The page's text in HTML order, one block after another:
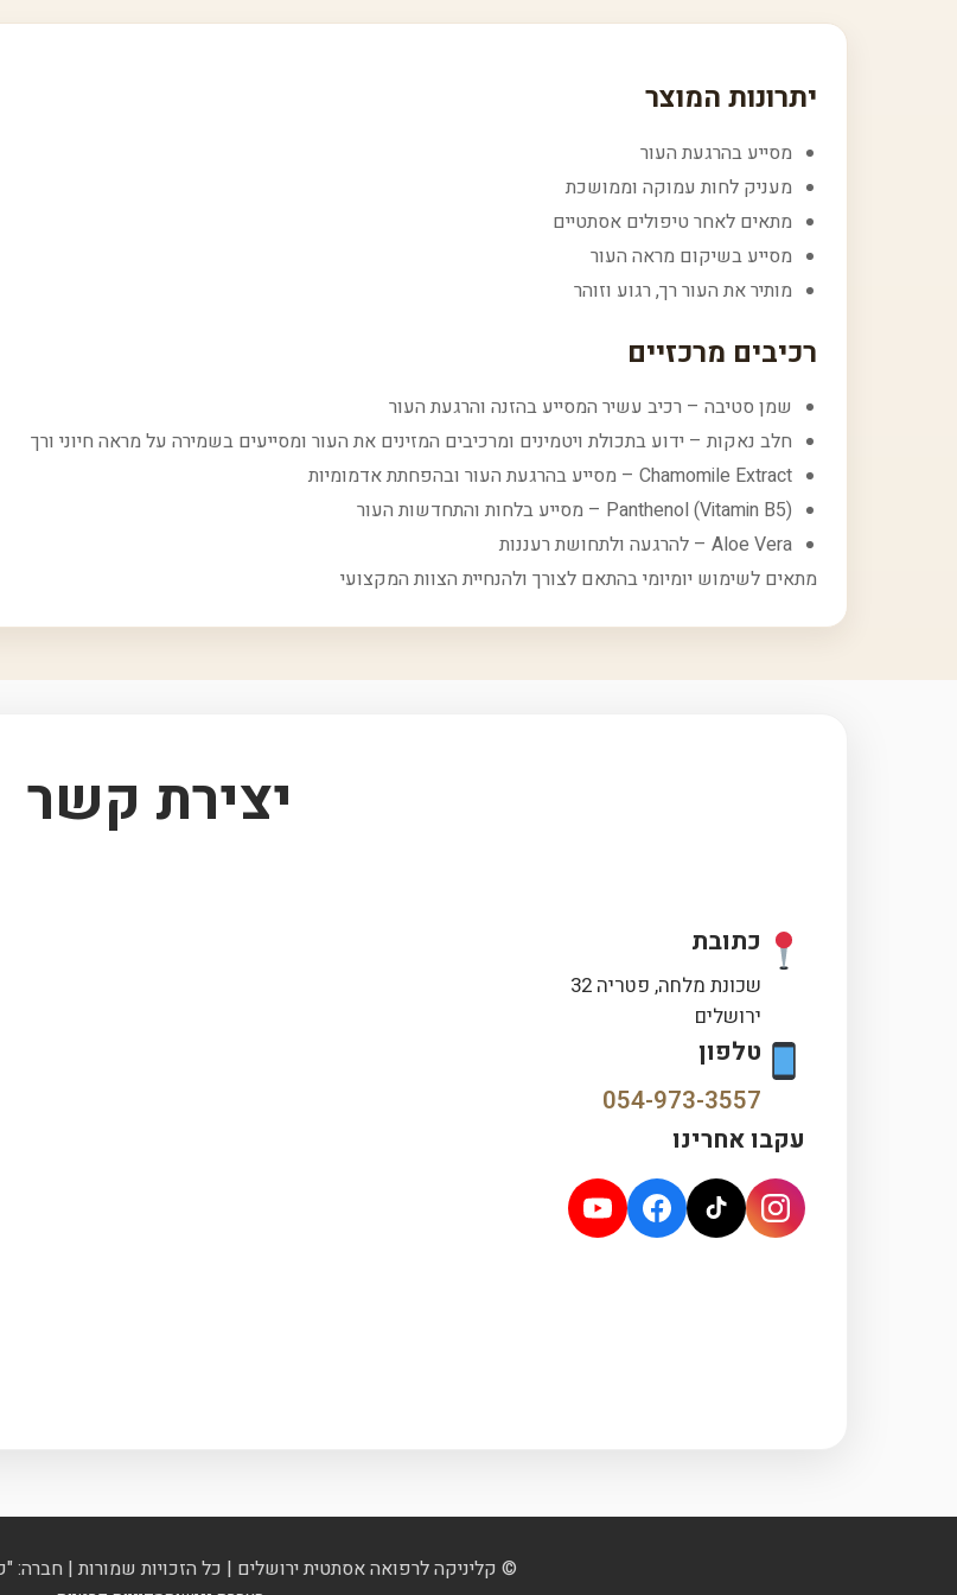
יתרונות המוצר
מסייע בהרגעת העור
מעניק לחות עמוקה וממושכת
מתאים לאחר טיפולים אסתטיים
מסייע בשיקום מראה העור
מותיר את העור רך, רגוע וזוהר
רכיבים מרכזיים
שמן סטיבה – רכיב עשיר המסייע בהזנה והרגעת העור
חלב נאקות – ידוע בתכולת ויטמינים ומרכיבים המזינים את העור ומסייעים בשמירה על מראה חיוני ורך
Chamomile Extract – מסייע בהרגעת העור ובהפחתת אדמומיות
Panthenol (Vitamin B5) – מסייע בלחות והתחדשות העור
Aloe Vera – להרגעה ולתחושת רעננות
מתאים לשימוש יומיומי בהתאם לצורך ולהנחיית הצוות המקצועי
יצירת קשר
כתובת
שכונת מלחה, פטריה 32
ירושלים
טלפון
054-973-3557
עקבו אחרינו
© קליניקה לרפואה אסתטית ירושלים | כל הזכויות שמורות | חברה: